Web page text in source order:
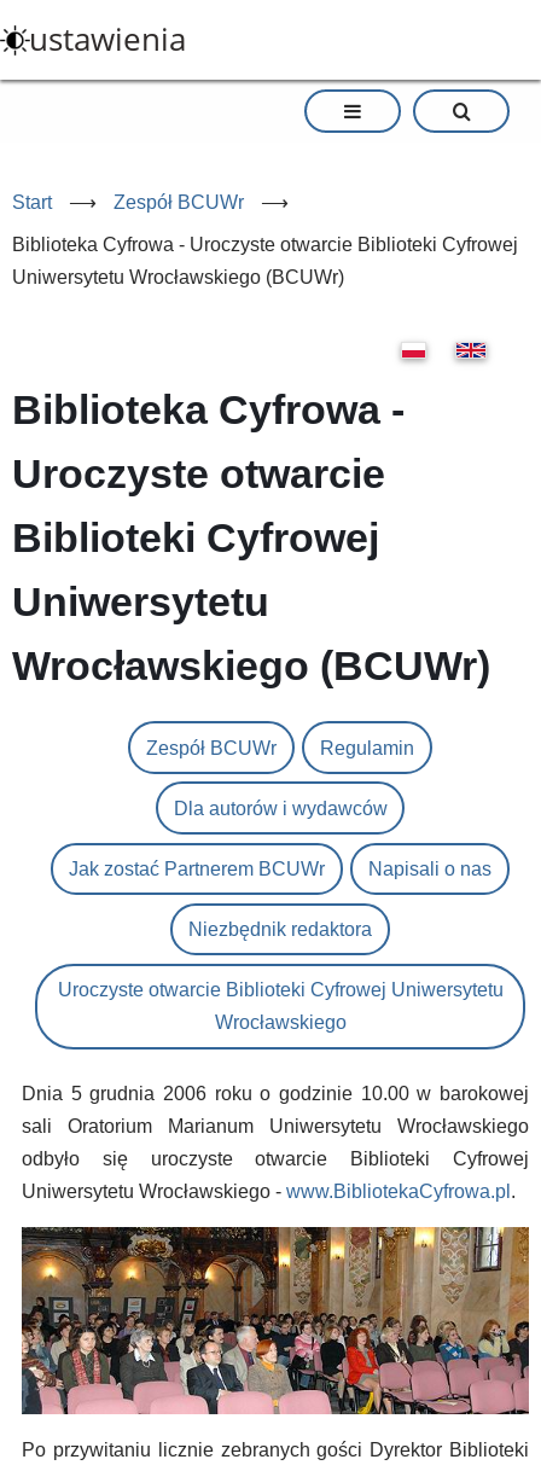
do
treści
ustawienia
Start ⟶ Zespół BCUWr ⟶
Biblioteka Cyfrowa - Uroczyste otwarcie Biblioteki Cyfrowej
Uniwersytetu Wrocławskiego (BCUWr)
Biblioteka Cyfrowa -
Uroczyste otwarcie
Biblioteki Cyfrowej
Uniwersytetu
Wrocławskiego (BCUWr)
Zespół BCUWr Regulamin
Dla autorów i wydawców
Jak zostać Partnerem BCUWr Napisali o nas
Niezbędnik redaktora
Uroczyste otwarcie Biblioteki Cyfrowej Uniwersytetu
Wrocławskiego
Dnia 5 grudnia 2006 roku o godzinie 10.00 w barokowej
sali Oratorium Marianum Uniwersytetu Wrocławskiego
odbyło się uroczyste otwarcie Biblioteki Cyfrowej
Uniwersytetu Wrocławskiego - www.BibliotekaCyfrowa.pl .
Po przywitaniu licznie zebranych gości Dyrektor Biblioteki